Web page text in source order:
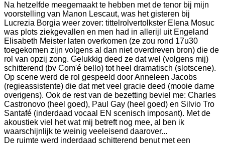
Na hetzelfde meegemaakt te hebben met de tenor bij mijn
voorstelling van Manon Lescaut, was het gisteren bij
Lucrezia Borgia weer zover: tittelrolvertolkster Elena Mosuc
was plots ziekgevallen en men had in allerijl uit Engeland
Elisabeth Meister laten overkomen (ze zou rond 17u30
toegekomen zijn volgens al dan niet overdreven bron) die de
rol van opzij zong. Gelukkig deed ze dat wel (volgens mij)
schitterend (bv Com'é bello) tot heel dramatisch (slotscene).
Op scene werd de rol gespeeld door Anneleen Jacobs
(regieassistente) die dat met veel gracie deed (mooie dame
overigens). Ook de rest van de bezetting beviel me: Charles
Castronovo (heel goed), Paul Gay (heel goed) en Silvio Tro
Santafé (inderdaad vocaal EN scenisch imposant). Met de
akoustiek viel het wat mij betreft nog mee, al ben ik
waarschijnlijk te weinig veeleisend daarover...
De ruimte werd inderdaad schitterend benut met een